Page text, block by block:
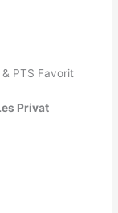
PTS Favorit
Privat